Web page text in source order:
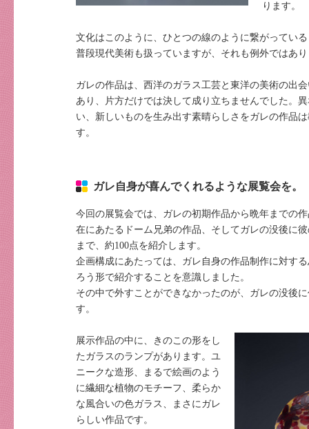
ります。
文化はこのように、ひとつの線のように繋がってい
普段現代美術も扱っていますが、それも例外ではあ
ガレの作品は、西洋のガラス工芸と東洋の美術の出
あり、片方だけでは決して成り立ちませんでした。
い、新しいものを生み出す素晴らしさをガレの作品
す。
ガレ自身が喜んでくれるような展覧会を。
今回の展覧会では、ガレの初期作品から晩年までの
在にあたるドーム兄弟の作品、そしてガレの没後に
まで、約100点を紹介します。
企画構成にあたっては、ガレ自身の作品制作に対す
ろう形で紹介することを意識しました。
その中で外すことができなかったのが、ガレの没後
す。
展示作品の中に、きのこの形をし
たガラスのランプがあります。ユ
ニークな造形、まるで絵画のよう
に繊細な植物のモチーフ、柔らか
な風合いの色ガラス、まさにガレ
らしい作品です。